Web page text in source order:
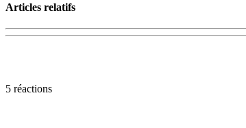
Articles relatifs
5 réactions